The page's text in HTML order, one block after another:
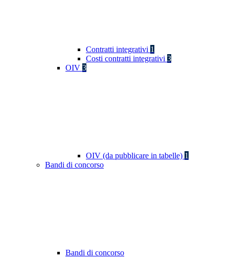
Contratti integrativi 1
Costi contratti integrativi 3
OIV 3
OIV (da pubblicare in tabelle) 1
Bandi di concorso
Bandi di concorso